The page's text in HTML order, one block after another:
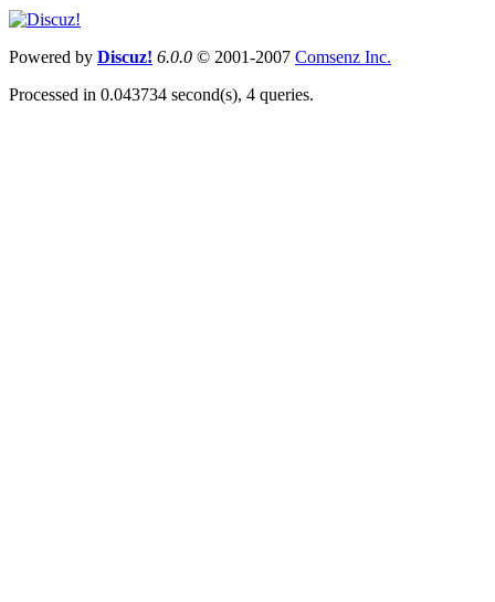
Powered by Discuz! 6.0.0 © 2001-2007 Comsenz Inc.
Processed in 0.043734 second(s), 4 queries.